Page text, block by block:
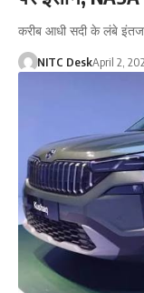
करीब आधी सदी के लंबे
NITC DeskApril 2,